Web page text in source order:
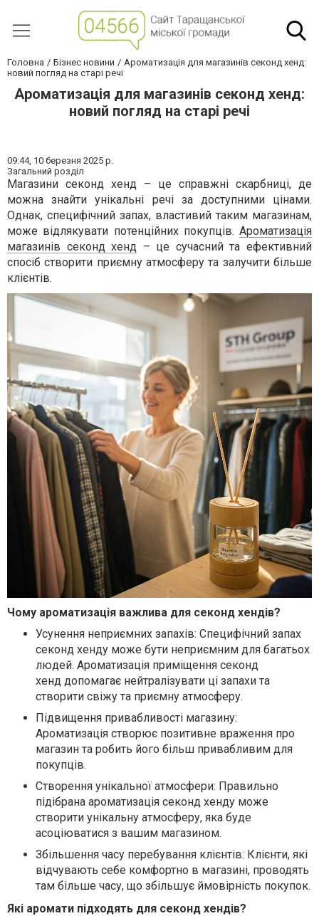
Головна Бізнес новини
Ароматизація для магазинів секонд хенд:
новий погляд на старі речі
Ароматизація для магазинів секонд хенд:
новий погляд на старі речі
09:44, 10 березня 2025 р.
Загальний розділ
Магазини секонд хенд – це справжні скарбниці, де
можна знайти унікальні речі за доступними цінами.
Однак, специфічний запах, властивий таким магазинам,
може відлякувати потенційних покупців. Ароматизація
магазинів секонд хенд – це сучасний та ефективний
спосіб створити приємну атмосферу та залучити більше
клієнтів.
Чому ароматизація важлива для секонд хендів?
Усунення неприємних запахів: Специфічний запах
секонд хенду може бути неприємним для багатьох
людей. Ароматизація приміщення секонд
хенд допомагає нейтралізувати ці запахи та
створити свіжу та приємну атмосферу.
Підвищення привабливості магазину:
Ароматизація створює позитивне враження про
магазин та робить його більш привабливим для
покупців.
Створення унікальної атмосфери: Правильно
підібрана ароматизація секонд хенду може
створити унікальну атмосферу, яка буде
асоціюватися з вашим магазином.
Збільшення часу перебування клієнтів: Клієнти, які
відчувають себе комфортно в магазині, проводять
там більше часу, що збільшує ймовірність покупок.
Які аромати підходять для секонд хендів?